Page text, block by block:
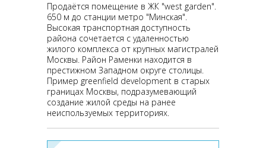
Продаётся помещение в ЖК "west garden".
650 м до станции метро "Минская".
Высокая транспортная доступность
района сочетается с удаленностью
жилого комплекса от крупных магистралей
Москвы. Район Раменки находится в
престижном Западном округе столицы.
Пример greenfield development в старых
границах Москвы, подразумевающий
создание жилой среды на ранее
неиспользуемых территориях.